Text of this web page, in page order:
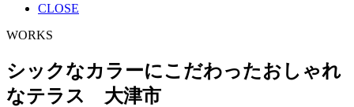
CLOSE
WORKS
シックなカラーにこだわったおしゃれ
なテラス 大津市